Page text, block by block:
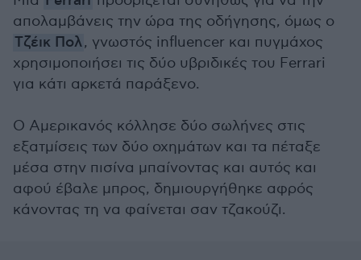
απολαμβάνεις την ώρα της οδήγησης, όμως ο
Τζέικ Πολ, γνωστός influencer και πυγμάχος
χρησιμοποιήσει τις δύο υβριδικές του Ferrari
για κάτι αρκετά παράξενο.
Ο Αμερικανός κόλλησε δύο σωλήνες στις
εξατμίσεις των δύο οχημάτων και τα πέταξε
μέσα στην πισίνα μπαίνοντας και αυτός και
αφού έβαλε μπρος, δημιουργήθηκε αφρός
κάνοντας τη να φαίνεται σαν τζακούζι.